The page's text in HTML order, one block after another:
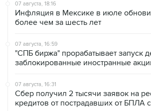
07 августа, 18:16
Инфляция в Мексике в июле
более чем за шесть лет
07 августа, 16:59
"СПБ биржа" прорабатывает запуск
заблокированные иностранные
07 августа, 16:31
Сбер получил 2 тысячи заявок на
кредитов от пострадавших от БПЛА